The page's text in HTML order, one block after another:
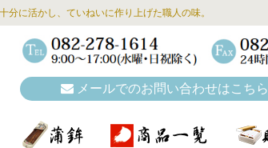
に活かし、ていねいに作り上げた職人の味。
メールでのお問い合わせはこちら